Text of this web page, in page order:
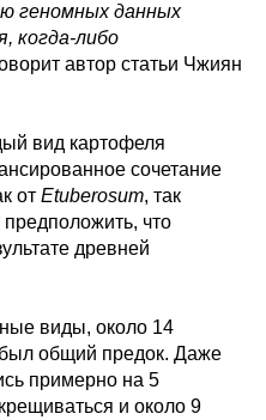
геномных данных
когда-либо
автор статьи Чжиян
вид картофеля
сочетание
от Etuberosum, так
предположить, что
древней
виды, около 14
общий предок. Даже
примерно на 5
и около 9